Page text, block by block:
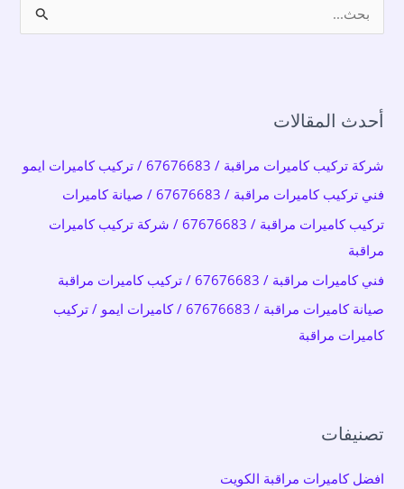
ث
ن
:
أحدث المقالات
شركة تركيب كاميرات مراقبة / 67676683 / تركيب كاميرات ايمو
فني تركيب كاميرات مراقبة / 67676683 / صيانة كاميرات
تركيب كاميرات مراقبة / 67676683 / شركة تركيب كاميرات
مراقبة
فني كاميرات مراقبة / 67676683 / تركيب كاميرات مراقبة
صيانة كاميرات مراقبة / 67676683 / كاميرات ايمو / تركيب
كاميرات مراقبة
تصنيفات
افضل كاميرات مراقبة الكويت